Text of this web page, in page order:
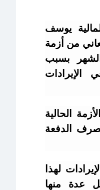
يوسف
من أزمة
بسبب
الإيرادات
الحالية
الدفعة
لهذا
عدة منها